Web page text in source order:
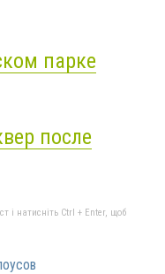
парке
после
і натисніть Ctrl + Enter, щоб